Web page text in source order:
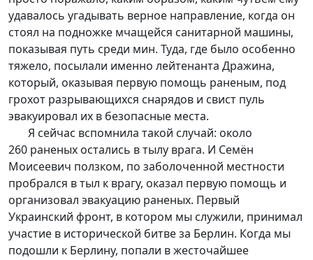
удавалось угадывать верное направление, когда он
стоял на подножке мчащейся санитарной машины,
показывая путь среди мин. Туда, где было особенно
тяжело, посылали именно лейтенанта Дражина,
который, оказывая первую помощь раненым, под
грохот разрывающихся снарядов и свист пуль
эвакуировал их в безопасные места.
Я сейчас вспомнила такой случай: около
260 раненых остались в тылу врага. И Семён
Моисеевич ползком, по заболоченной местности
пробрался в тыл к врагу, оказал первую помощь и
организовал эвакуацию раненых. Первый
Украинский фронт, в котором мы служили, принимал
участие в исторической битве за Берлин. Когда мы
подошли к Берлину, попали в жесточайшее